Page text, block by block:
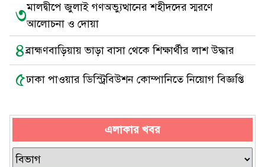
৩মালদ্বীপে জুলাই গণঅভ্যুত্থানের শহীদদের স্মরণে
আলোচনা ও দোয়া
৪ব্রাহ্মণবাড়িয়ায় ভাড়া বাসা থেকে শিক্ষার্থীর লাশ উদ্ধার
৫ঢাকা পাওয়ার ডিস্ট্রিবিউশন কোম্পানিতে নিয়োগ বিজ্ঞপ্তি
এলাকার খবর